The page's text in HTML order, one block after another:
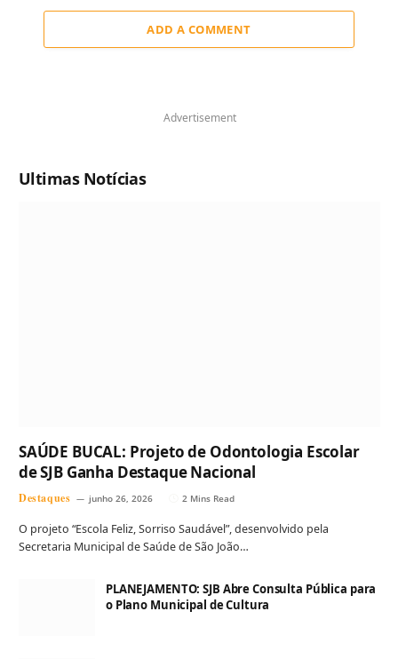
ADD A COMMENT
Advertisement
Ultimas Notícias
SAÚDE BUCAL: Projeto de Odontologia Escolar
de SJB Ganha Destaque Nacional
Destaques junho 26, 2026 2 Mins Read
O projeto “Escola Feliz, Sorriso Saudável”, desenvolvido pela
Secretaria Municipal de Saúde de São João…
PLANEJAMENTO: SJB Abre Consulta Pública para
o Plano Municipal de Cultura